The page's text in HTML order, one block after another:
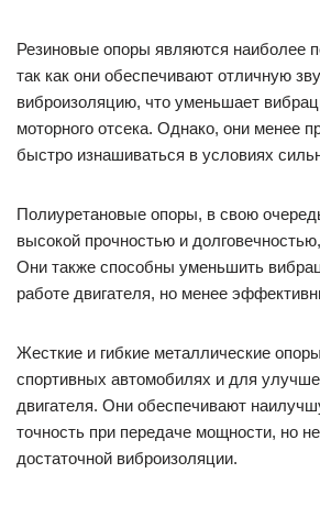
Резиновые опоры являются наиболее
так как они обеспечивают отличную
виброизоляцию, что уменьшает
моторного отсека. Однако, они менее
быстро изнашиваться в условиях
Полиуретановые опоры, в свою
высокой прочностью и
Они также способны уменьшить
работе двигателя, но менее
Жесткие и гибкие металлические
спортивных автомобилях и для
двигателя. Они обеспечивают
точность при передаче мощности, но
достаточной виброизоляции.